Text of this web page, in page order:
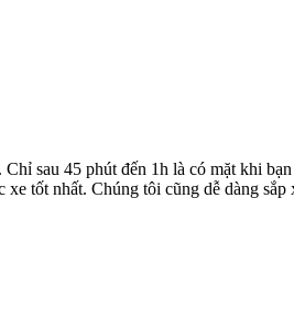
sau 45 phút đến 1h là có mặt khi
tốt nhất. Chúng tôi cũng dễ dàng sắp